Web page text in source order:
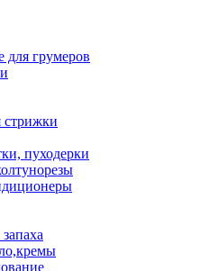
для грумеров
пуходерки